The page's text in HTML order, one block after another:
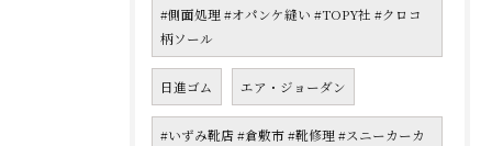
#側面処理 #オパンケ縫い #TOPY社 #クロコ
柄ソール
日進ゴム エア・ジョーダン
#いずみ靴店 #倉敷市 #靴修理 #スニーカーカ